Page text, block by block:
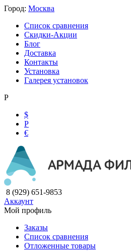
Город: Москва
Список сравнения
Скидки-Акции
Блог
Доставка
Контакты
Установка
Галерея установок
Р
$
Р
€
8 (929) 651-9853
Аккаунт
Мой профиль
Заказы
Список сравнения
Отложенные товары